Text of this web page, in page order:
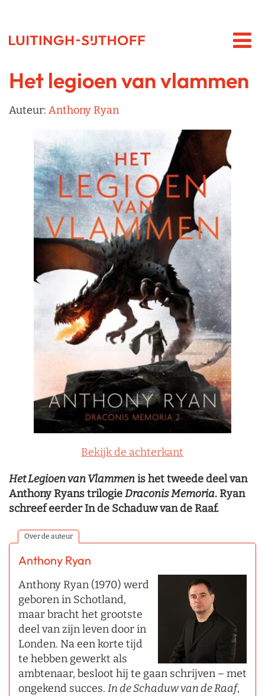
Het legioen van vlammen
Auteur: Anthony Ryan
Bekijk de achterkant
Het Legioen van Vlammenis het tweede deel van
Anthony Ryans trilogieDraconis Memoria. Ryan
schreef eerder In de Schaduw van de Raaf.
Over de auteur
Anthony Ryan
Anthony Ryan (1970) werd
geboren in Schotland,
maar bracht het grootste
deel van zijn leven door in
Londen. Na een korte tijd
te hebben gewerkt als
ambtenaar, besloot hij te gaan schrijven – met
ongekend succes. In de Schaduw van de Raaf,